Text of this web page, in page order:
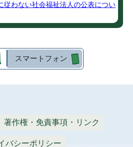
従わない社会福祉法人の公表につい
スマートフォン
著作権・免責事項・リンク
バシーポリシー